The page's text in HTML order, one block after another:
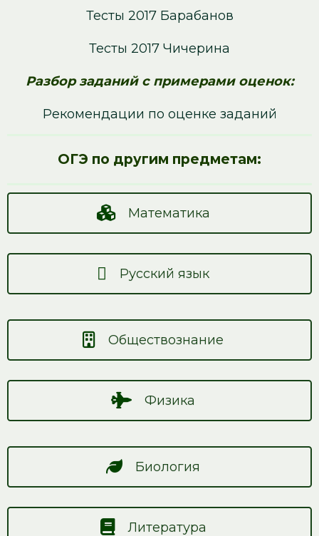
Тесты 2017 Барабанов
Тесты 2017 Чичерина
Разбор заданий с примерами оценок:
Рекомендации по оценке заданий
ОГЭ по другим предметам:
Математика
Русский язык
Обществознание
Физика
Биология
Литература